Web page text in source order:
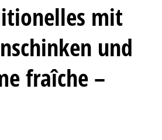
mit
und
fraîche –